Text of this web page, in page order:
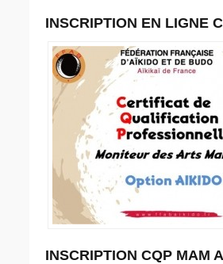
INSCRIPTION EN LIGNE
INSCRIPTION CQP MAM